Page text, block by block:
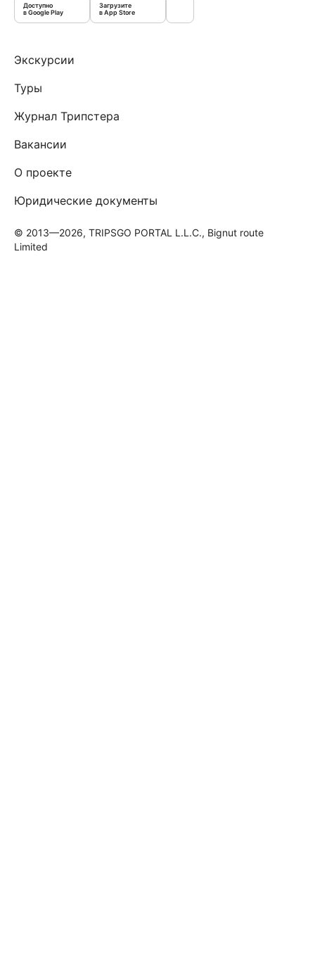
Доступно
в Google Play
Загрузите
в App Store
Экскурсии
Туры
Журнал Трипстера
Вакансии
О проекте
Юридические документы
© 2013—2026, TRIPSGO PORTAL L.L.C., Bignut route
Limited